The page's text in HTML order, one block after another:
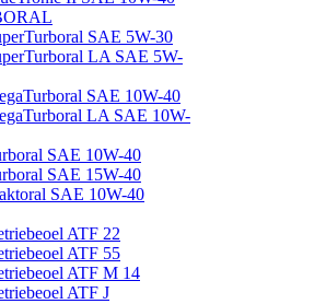
SAE 5W-30
LA SAE 5W-
SAE 10W-40
LA SAE 10W-
SAE 10W-40
SAE 15W-40
SAE 10W-40
ATF 22
ATF 55
ATF М 14
ATF J